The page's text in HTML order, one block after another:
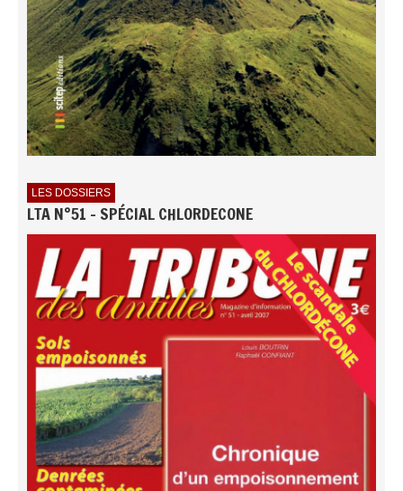
LES DOSSIERS
LTA N°51 - SPÉCIAL CHLORDECONE